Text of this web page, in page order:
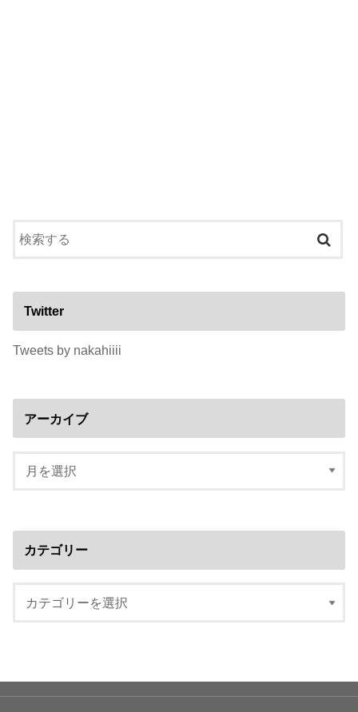
Twitter
Tweets by nakahiiii
アーカイブ
カテゴリー